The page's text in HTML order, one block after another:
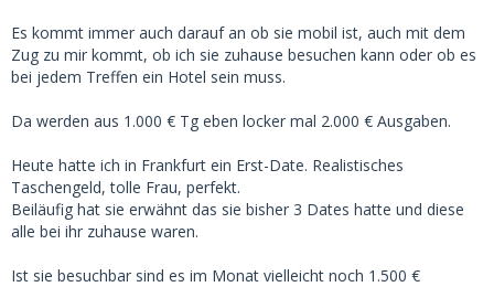
Es kommt immer auch darauf an ob sie mobil ist, auch mit dem
Zug zu mir kommt, ob ich sie zuhause besuchen kann oder ob es
bei jedem Treffen ein Hotel sein muss.
Da werden aus 1.000 € Tg eben locker mal 2.000 € Ausgaben.
Heute hatte ich in Frankfurt ein Erst-Date. Realistisches
Taschengeld, tolle Frau, perfekt.
Beiläufig hat sie erwähnt das sie bisher 3 Dates hatte und diese
alle bei ihr zuhause waren.
Ist sie besuchbar sind es im Monat vielleicht noch 1.500 €